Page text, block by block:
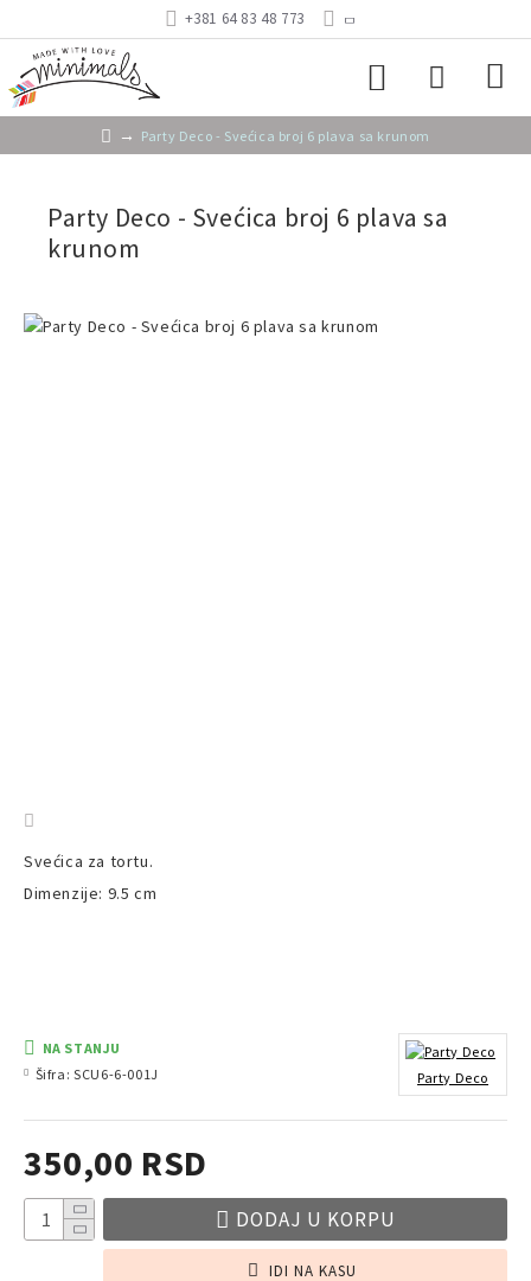
+381 64 83 48 773
Party Deco - Svećica broj 6 plava sa krunom
Party Deco - Svećica broj 6 plava sa
krunom
Svećica za tortu.
Dimenzije: 9.5 cm
350,00 RSD
NA STANJU
Šifra: SCU6-6-001J Party Deco
DODAJ U KORPU
IDI NA KASU